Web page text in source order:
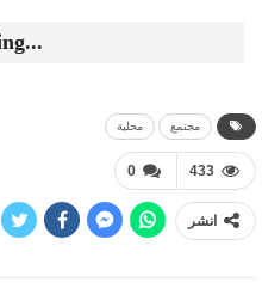
مجتمع محلية
0 433
انشر